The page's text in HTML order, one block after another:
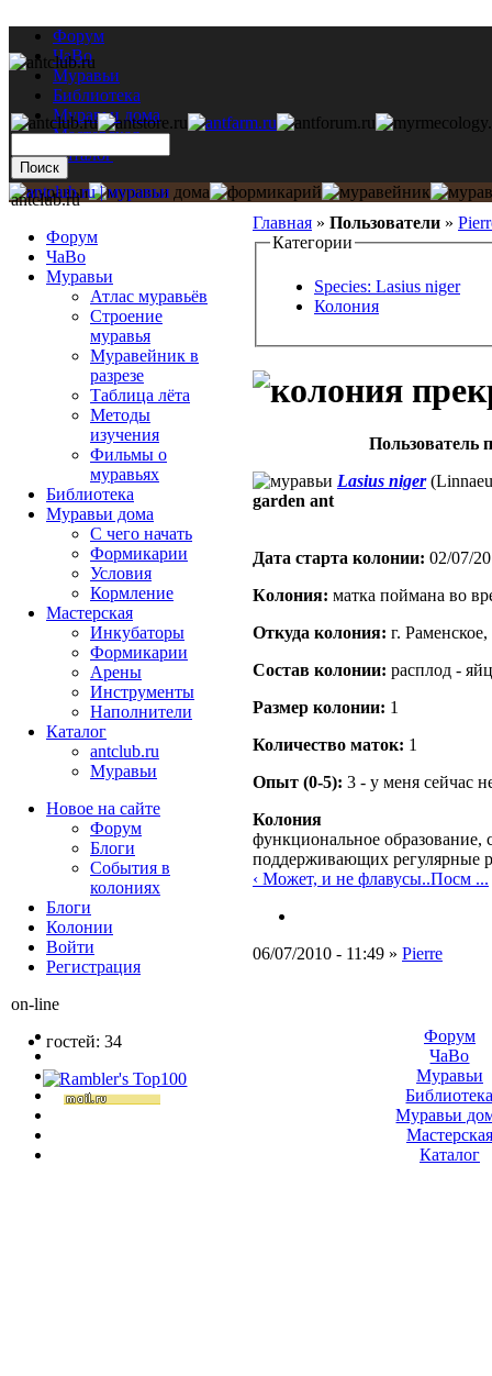
Форум
ЧаВо
Муравьи
Библиотека
Муравьи дома
Мастерская
Каталог
Главная » Пользователи »
Категории
Species: Lasius niger
Колония
Пользователь
Lasius niger
garden ant
Дата старта кoлонии: 02/07/
Кoлония: матка поймана во
Откуда кoлония: г.
Состав кoлонии: расплод -
Размер кoлонии: 1
Количество маток: 1
Опыт (0-5): 3 - у меня сейчас
Колония
функциональное образование,
поддерживающих регулярные
‹ Может, и не флавусы..Посм ...
06/07/2010 - 11:49 » Pierre
antclub.ru
Форум
ЧаВо
Муравьи
Атлас муравьёв
Строение
муравья
Муравейник в
разрезе
Таблица лёта
Методы
изучения
Фильмы о
муравьях
Библиотека
Муравьи дома
С чего начать
Формикарии
Условия
Кормление
Мастерская
Инкубаторы
Формикарии
Арены
Инструменты
Наполнители
Каталог
antclub.ru
Муравьи
Новое на сайте
Форум
Блоги
События в
колониях
Блоги
Колонии
Войти
Peгиcтpaция
on-line
гостей: 34
Форум
ЧаВо
Муравьи
Муравьи
Мастерская
Каталог